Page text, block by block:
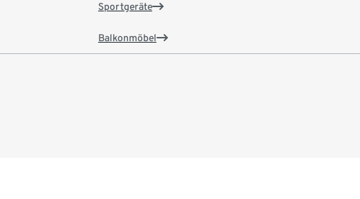
Sportgeräte
Balkonmöbel